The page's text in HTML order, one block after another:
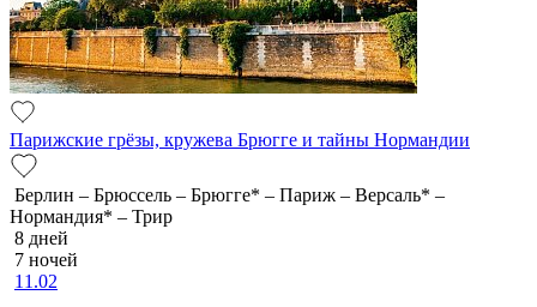
Парижские грёзы, кружева Брюгге и тайны Нормандии
Берлин – Брюссель – Брюгге* – Париж – Версаль* –
Нормандия* – Трир
8 дней
7 ночей
11.02